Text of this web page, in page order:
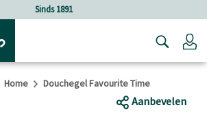
Sinds 1891
Home Douchegel Favourite Time
Aanbevelen